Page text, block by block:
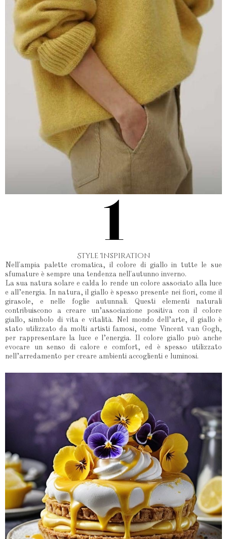
Style Inspiration
Nell'ampia palette cromatica, il colore di giallo in tutte le sue
sfumature è sempre una tendenza nell'autunno inverno.
La sua natura solare e calda lo rende un colore associato alla luce
e all’energia. In natura, il giallo è spesso presente nei fiori, come il
girasole, e nelle foglie autunnali. Questi elementi naturali
contribuiscono a creare un’associazione positiva con il colore
giallo, simbolo di vita e vitalità. Nel mondo dell’arte, il giallo è
stato utilizzato da molti artisti famosi, come Vincent van Gogh,
per rappresentare la luce e l’energia. Il colore giallo può anche
evocare un senso di calore e comfort, ed è spesso utilizzato
nell’arredamento per creare ambienti accoglienti e luminosi.